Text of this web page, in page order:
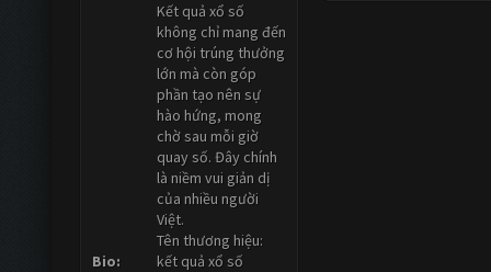
Bio:
Kết quả xổ số
không chỉ mang đến
cơ hội trúng thưởng
lớn mà còn góp
phần tạo nên sự
hào hứng, mong
chờ sau mỗi giờ
quay số. Đây chính
là niềm vui giản dị
của nhiều người
Việt.
Tên thương hiệu:
kết quả xổ số